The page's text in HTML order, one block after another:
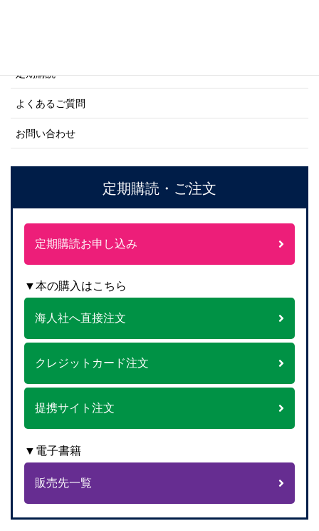
定期購読
よくあるご質問
お問い合わせ
定期購読・ご注文
定期購読お申し込み
▼本の購入はこちら
海人社へ直接注文
クレジットカード注文
提携サイト注文
▼電子書籍
販売先一覧